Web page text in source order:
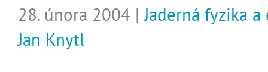
28. února 2004 |Jaderná fyzika
Jan Knytl